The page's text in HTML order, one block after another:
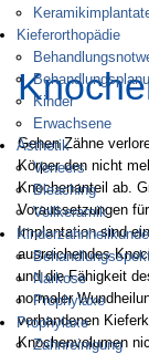
Kieferorthopädie
Kinder
Erwachsene
Ästhetik
Veneers
Bleaching
Vollkeramik
Kinderzahnheilkunde
Narkose
Prophylaxe
Prophylaxe
Zahnreinigung
Gehen Zähne
Körper den nicht
Knochenanteil ab.
Voraussetzungen
Implantation sind ein
ausreichendes
und die Fähigkeit
normaler
vorhandenen
Knochenvolumen